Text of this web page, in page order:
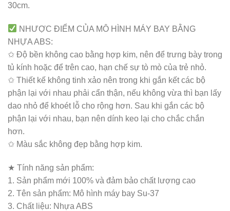
30cm.
NHƯỢC ĐIỂM CỦA MÔ HÌNH MÁY BAY BẰNG
NHỰA ABS:
✩ Độ bền không cao bằng hợp kim, nên để trưng bày trong
tủ kính hoặc để trên cao, hạn chế sự tò mò của trẻ nhỏ.
✩ Thiết kế không tinh xảo nên trong khi gắn kết các bộ
phận lại với nhau phải cẩn thận, nếu không vừa thì bạn lấy
dao nhỏ để khoét lỗ cho rộng hơn. Sau khi gắn các bộ
phận lại với nhau, bạn nên dính keo lại cho chắc chắn
hơn.
✩ Màu sắc không đẹp bằng hợp kim.
★ Tính năng sản phẩm:
1. Sản phẩm mới 100% và đảm bảo chất lượng cao
2. Tên sản phẩm: Mô hình máy bay Su-37
3. Chất liệu: Nhựa ABS